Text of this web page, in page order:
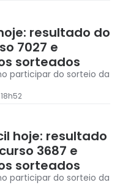
resultado do
7027 e
sorteados
participar do sorteio da
hoje: resultado
3687 e
sorteados
participar do sorteio da